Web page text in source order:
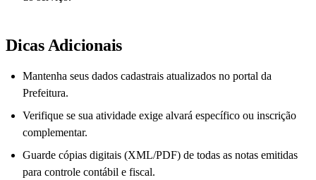
Dicas Adicionais
Mantenha seus dados cadastrais atualizados no portal da
Prefeitura.
Verifique se sua atividade exige alvará específico ou inscrição
complementar.
Guarde cópias digitais (XML/PDF) de todas as notas emitidas
para controle contábil e fiscal.